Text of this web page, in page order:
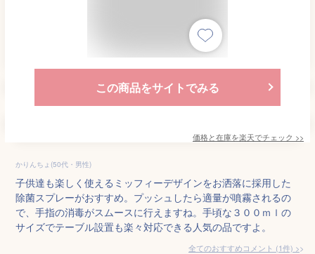
この商品をサイトでみる
価格と在庫を楽天でチェック >>
かりんちょ(50代・男性)
子供達も楽しく使えるミッフィーデザインをお洒落に採用した
除菌スプレーがおすすめ。プッシュしたら適量が噴霧されるの
で、手指の消毒がスムースに行えますね。手頃な３００ｍｌの
サイズでテーブル設置も楽々対応できる人気の品ですよ。
全てのおすすめコメント (1件) >